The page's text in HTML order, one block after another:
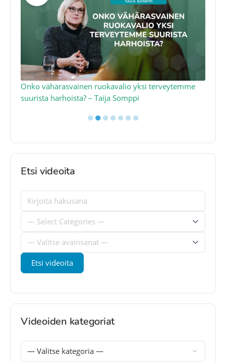
Onko vähärasvainen ruokavalio yksi terveytemme
suurista harhoista? – Taija Somppi
●●●●●●●
Etsi videoita
Videoiden kategoriat